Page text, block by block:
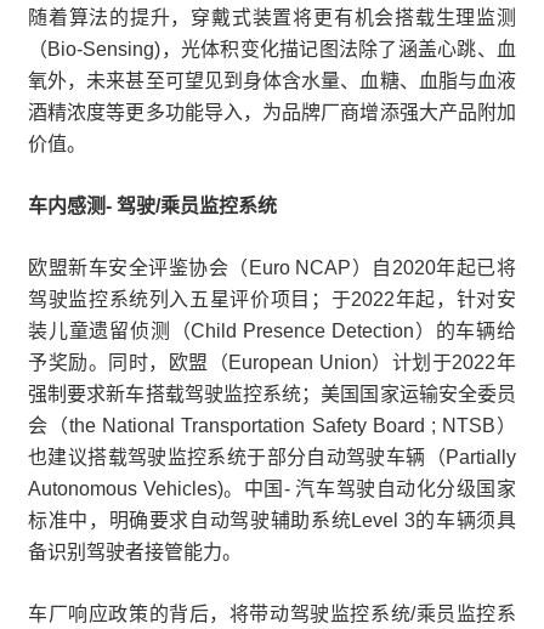
随着算法的提升，穿戴式装置将更有机会搭载生理监测
（Bio-Sensing)，光体积变化描记图法除了涵盖心跳、血
氧外，未来甚至可望见到身体含水量、血糖、血脂与血液
酒精浓度等更多功能导入，为品牌厂商增添强大产品附加
价值。
车内感测- 驾驶/乘员监控系统
欧盟新车安全评鉴协会（Euro NCAP）自2020年起已将
驾驶监控系统列入五星评价项目；于2022年起，针对安
装儿童遗留侦测（Child Presence Detection）的车辆给
予奖励。同时，欧盟（European Union）计划于2022年
强制要求新车搭载驾驶监控系统；美国国家运输安全委员
会（the National Transportation Safety Board ; NTSB）
也建议搭载驾驶监控系统于部分自动驾驶车辆（Partially
Autonomous Vehicles)。中国- 汽车驾驶自动化分级国家
标准中，明确要求自动驾驶辅助系统Level 3的车辆须具
备识别驾驶者接管能力。
车厂响应政策的背后，将带动驾驶监控系统/乘员监控系